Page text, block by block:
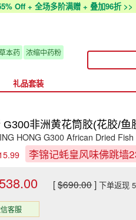
Off + 全场多阶满赠 + 叠加96折 >>
本药
浓缩中药粉
礼品套装
G300非洲黄花筒胶(花胶/
HONG G300 African Dried
李锦记蚝皇风味佛跳墙
[$690.00]下单返现
客服